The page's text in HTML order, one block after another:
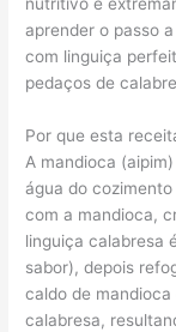
nutritivo e
aprender o passo
com linguiça
pedaços de
Por que esta
A mandioca
água do
com a mandioca,
linguiça calabresa
sabor), depois
caldo de
calabresa,